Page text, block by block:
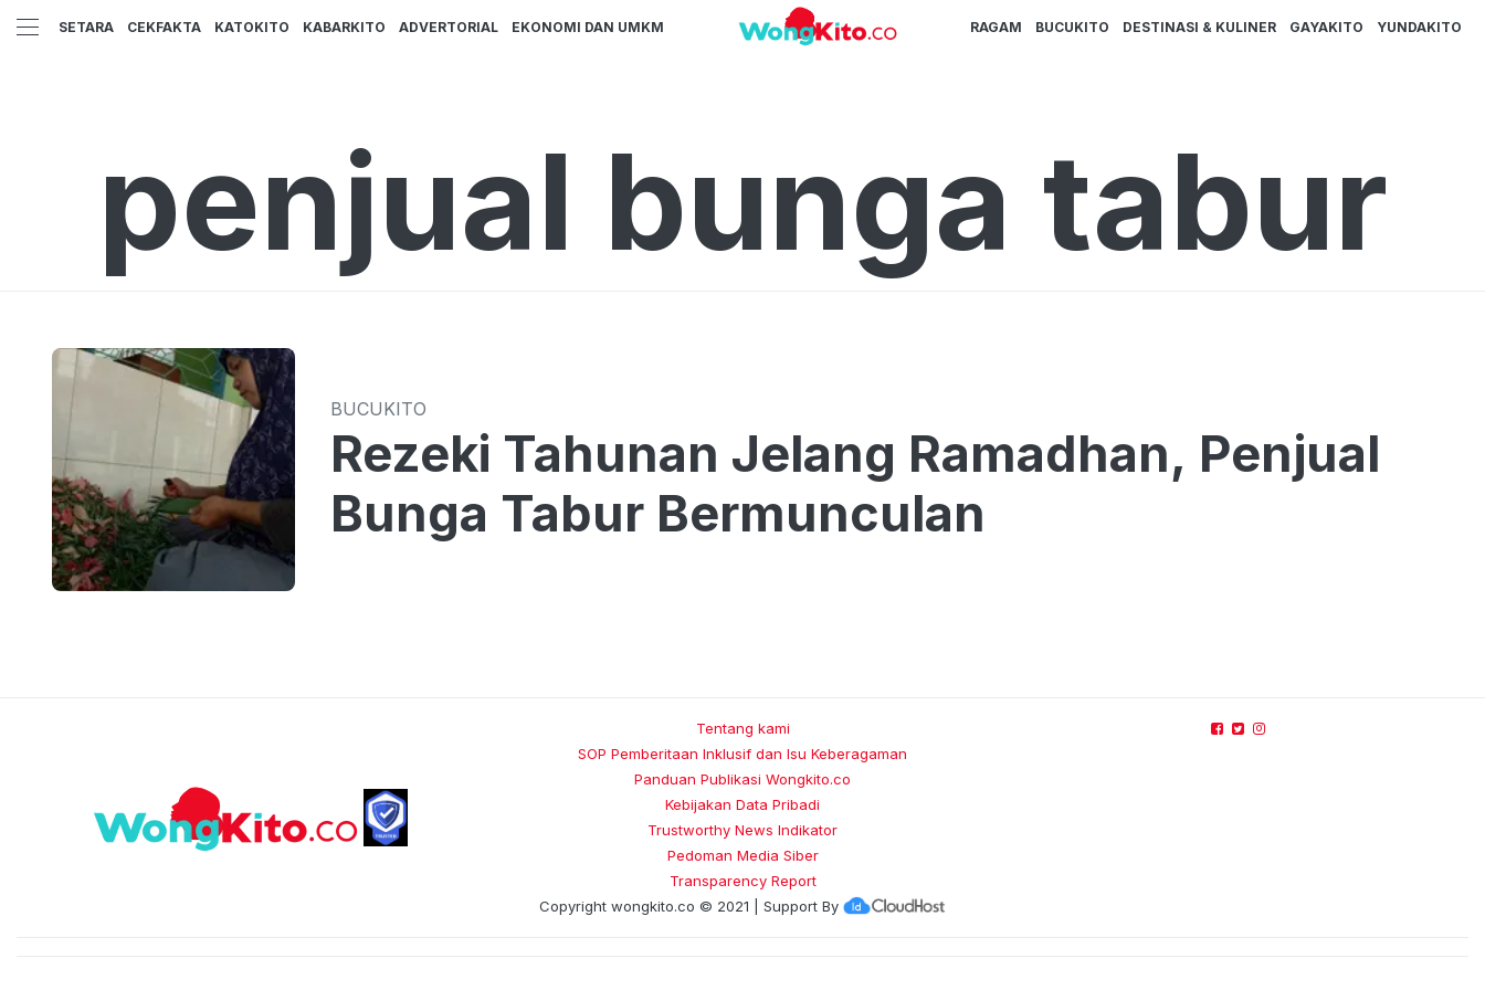
SETARA CEKFAKTA KATOKITO KABARKITO ADVERTORIAL EKONOMI DAN UMKM RAGAM BUCUKITO DESTINASI & KULINER GAYAKITO YUNDAKITO
penjual bunga tabur
BUCUKITO
Rezeki Tahunan Jelang Ramadhan, Penjual
Bunga Tabur Bermunculan
Tentang kami
SOP Pemberitaan Inklusif dan Isu Keberagaman
Panduan Publikasi Wongkito.co
Kebijakan Data Pribadi
Trustworthy News Indikator
Pedoman Media Siber
Transparency Report
Copyright wongkito.co © 2021 | Support By